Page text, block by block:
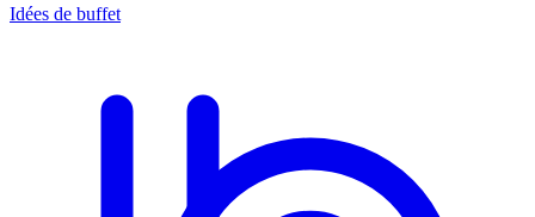
Idées de buffet